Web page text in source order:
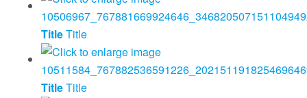
TitleTitle
TitleTitle